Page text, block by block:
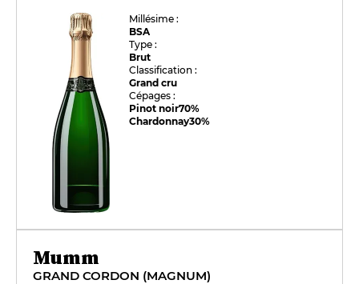
Millésime :
BSA
Type :
Brut
Classification :
Grand cru
Cépages :
Pinot noir70%
Chardonnay30%
Mumm
GRAND CORDON (MAGNUM)